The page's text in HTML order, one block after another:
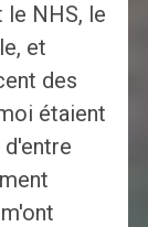
NHS, le
et
des
étaient